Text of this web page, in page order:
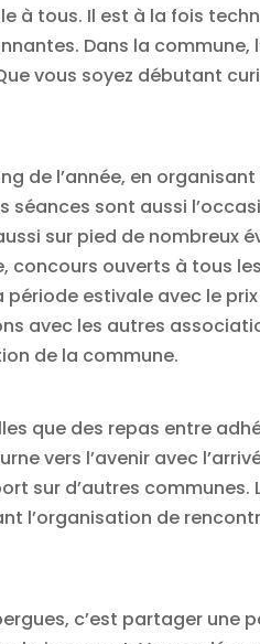
à tous. Il est à la fois
Dans la
vous soyez débutant
de l’année, en
sont aussi
sur pied de
ouverts à tous
estivale avec le
avec les autres
de la commune.
que des repas entre
vers l’avenir avec
sur d’autres
l’organisation de
c’est partager